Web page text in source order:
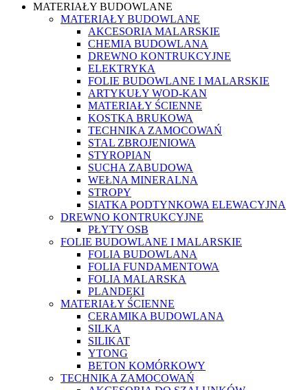
MATERIAŁY BUDOWLANE
MATERIAŁY BUDOWLANE
AKCESORIA MALARSKIE
CHEMIA BUDOWLANA
DREWNO KONTRUKCYJNE
ELEKTRYKA
FOLIE BUDOWLANE I MALARSKIE
ARTYKUŁY WOD-KAN
MATERIAŁY ŚCIENNE
KOSTKA BRUKOWA
TECHNIKA ZAMOCOWAŃ
STAL ZBROJENIOWA
STYROPIAN
SUCHA ZABUDOWA
WEŁNA MINERALNA
STROPY
SIATKA PODTYNKOWA ELEWACYJNA
DREWNO KONTRUKCYJNE
PŁYTY OSB
FOLIE BUDOWLANE I MALARSKIE
FOLIA BUDOWLANA
FOLIA FUNDAMENTOWA
FOLIA MALARSKA
PLANDEKI
MATERIAŁY ŚCIENNE
CERAMIKA BUDOWLANA
SILKA
SILIKAT
YTONG
BETON KOMÓRKOWY
TECHNIKA ZAMOCOWAŃ